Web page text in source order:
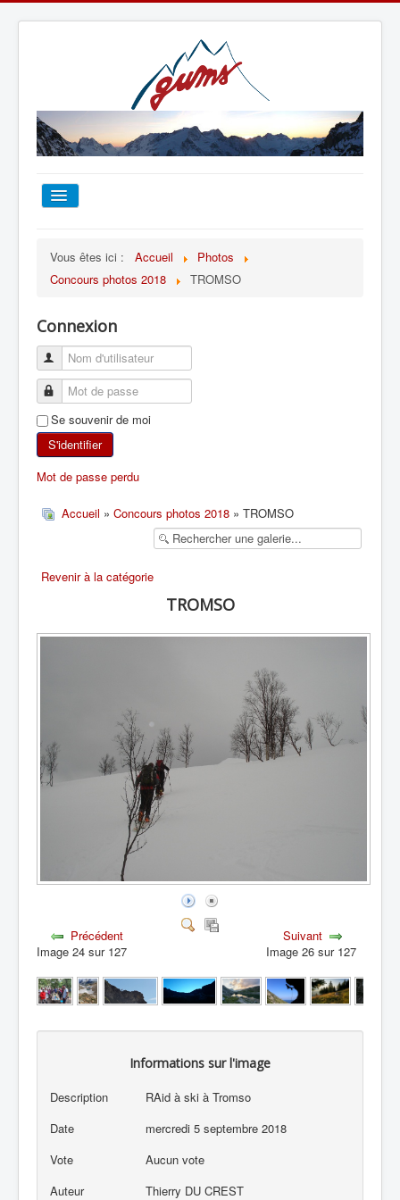
TOUT SUR LE GUMS
ESCALADE
ALPINISME
SKI DE RANDONNÉE
RANDONNÉE SPORTIVE
Vous êtes ici : Accueil
Photos
Concours photos 2018
TROMSO
Connexion
Se souvenir de moi
S'identifier
Mot de passe perdu
Accueil » Concours photos 2018 » TROMSO
Revenir à la catégorie
TROMSO
Précédent
Image 24 sur 127
Suivant
Image 26 sur 127
Informations sur l'image
Description
RAid à ski à Tromso
Date
mercredi 5 septembre 2018
Vote
Aucun vote
Auteur
Thierry DU CREST